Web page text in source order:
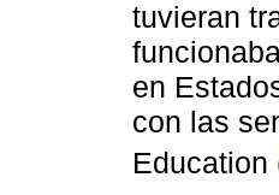
tuvieran
en
con las
Education